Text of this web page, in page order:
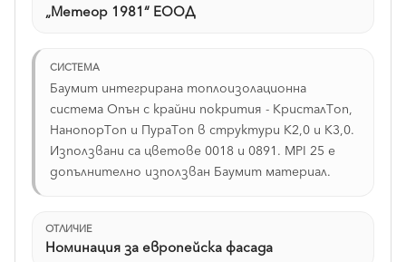
„Метеор 1981“ ЕООД
СИСТЕМА
Баумит интегрирана топлоизолационна
система Опън с крайни покрития - КристалТоп,
НанопорТоп и ПураТоп в структури К2,0 и К3,0.
Използвани са цветове 0018 и 0891. MPI 25 е
допълнително използван Баумит материал.
ОТЛИЧИЕ
Номинация за европейска фасада